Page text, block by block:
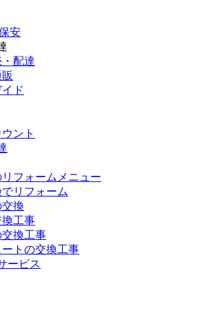
安
配達
ド
ント
フォームメニュー
リフォーム
換
工事
交換工事
トの交換工事
ービス